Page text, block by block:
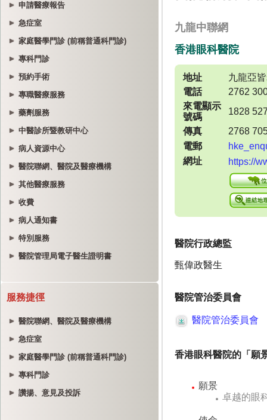
申請醫療報告
急症室
家庭醫學門診 (前稱普通科門診)
專科門診
預約手術
專職醫療服務
藥劑服務
中醫診所暨教研中心
病人資源中心
醫院聯網、醫院及醫療機構
其他醫療服務
收費
病人通知書
特別服務
醫院管理局電子醫生證明書
服務捷徑
醫院聯網、醫院及醫療機構
急症室
家庭醫學門診 (前稱普通科門診)
專科門診
讚揚、意見及投訴